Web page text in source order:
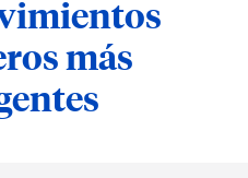
más